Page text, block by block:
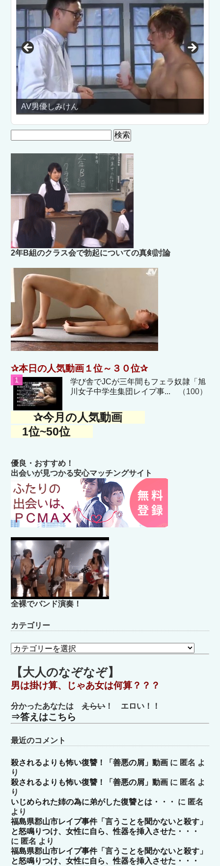
AV男優しみけん
2年B組のクラス会で勃起についての真剣討論
✰本日の人気動画１位～３０位✰
学び舎でJCが三年間もフェラ奴隷「旭
川女子中学生集団レイプ事... （100）
✰今月の人気動画
1位~50位
優良・おすすめ！
出会いが見つかる安心マッチングサイト
全裸でバンド演奏！
カテゴリー
カ
テ
ゴ
リ
ー
【大人のなぞなぞ】
男は掛け算、じゃあ女は何算？？？
分かったあなたはえらい！ エロい！！
⇒答えはこちら
最近のコメント
殺されるよりも怖い復讐！「善悪の屑」動画 に 匿名 よ
り
殺されるよりも怖い復讐！「善悪の屑」動画 に 匿名 よ
り
いじめられた姉の為に弟がした復讐とは・・・
に 匿名
より
福島県郡山市レイプ事件「言うことを聞かないと殺す」
と怒鳴りつけ、女性に自ら、性器を挿入させた・・・
に 匿名 より
福島県郡山市レイプ事件「言うことを聞かないと殺す」
と怒鳴りつけ、女性に自ら、性器を挿入させた・・・